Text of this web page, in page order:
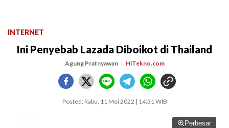
INTERNET
Ini Penyebab Lazada Diboikot di Thailand
Agung Pratnyawan HiTekno.com
Posted: Rabu, 11 Mei 2022 | 14:31 WIB
Perbesar